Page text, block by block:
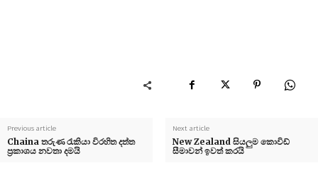
Previous article
Chaina තරුණ රැකියා විරහිත දත්ත
ප්‍රකාශය නවතා දමයි
Next article
New Zealand සියලුම කොවිඩ්
සීමාවන් ඉවත් කරයි